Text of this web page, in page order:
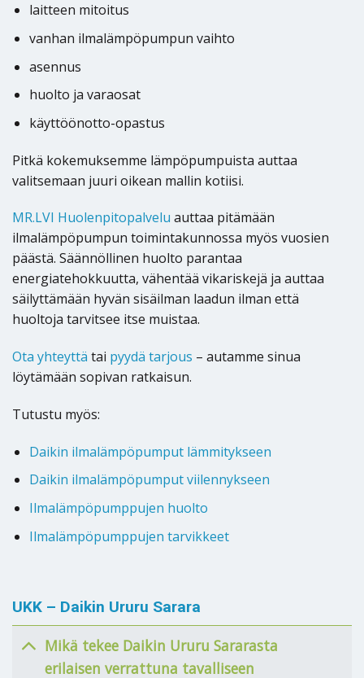
laitteen mitoitus
vanhan ilmalämpöpumpun vaihto
asennus
huolto ja varaosat
käyttöönotto-opastus
Pitkä kokemuksemme lämpöpumpuista auttaa
valitsemaan juuri oikean mallin kotiisi.
MR.LVI Huolenpitopalvelu auttaa pitämään
ilmalämpöpumpun toimintakunnossa myös vuosien
päästä. Säännöllinen huolto parantaa
energiatehokkuutta, vähentää vikariskejä ja auttaa
säilyttämään hyvän sisäilman laadun ilman että
huoltoja tarvitsee itse muistaa.
Ota yhteyttä tai pyydä tarjous – autamme sinua
löytämään sopivan ratkaisun.
Tutustu myös:
Daikin ilmalämpöpumput lämmitykseen
Daikin ilmalämpöpumput viilennykseen
Ilmalämpöpumppujen huolto
Ilmalämpöpumppujen tarvikkeet
UKK – Daikin Ururu Sarara
Mikä tekee Daikin Ururu Sararasta
erilaisen verrattuna tavalliseen